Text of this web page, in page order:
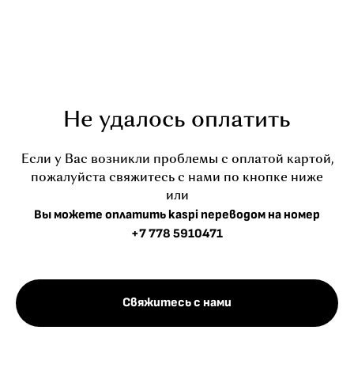
Не удалось оплатить
Если у Вас возникли проблемы с оплатой картой,
пожалуйста свяжитесь с нами по кнопке ниже
или
Вы можете оплатить kaspi переводом на номер
+7 778 5910471
Свяжитесь с нами